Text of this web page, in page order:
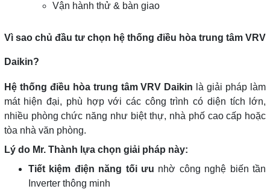
Vận hành thử & bàn giao
Vì sao chủ đầu tư chọn hệ thống điều hòa trung tâm VRV
Daikin?
Hệ thống điều hòa trung tâm VRV Daikin là giải pháp làm
mát hiện đại, phù hợp với các công trình có diện tích lớn,
nhiều phòng chức năng như biệt thự, nhà phố cao cấp hoặc
tòa nhà văn phòng.
Lý do Mr. Thành lựa chọn giải pháp này:
Tiết kiệm điện năng tối ưu nhờ công nghệ biến tần
Inverter thông minh